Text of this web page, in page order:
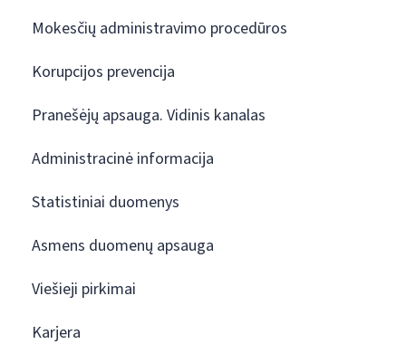
Mokesčių administravimo procedūros
Korupcijos prevencija
Pranešėjų apsauga. Vidinis kanalas
Administracinė informacija
Statistiniai duomenys
Asmens duomenų apsauga
Viešieji pirkimai
Karjera